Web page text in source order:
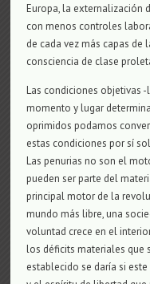
Europa, la externalización
con menos controles
de cada vez más capas
consciencia de clase
Las condiciones objetivas
momento y lugar
oprimidos podamos
estas condiciones por sí
Las penurias no son el
pueden ser parte del
principal motor de la
mundo más libre, una
voluntad crece en el
los déficits materiales que
establecido se daría si